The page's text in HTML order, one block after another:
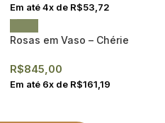
Em até4x de R$53,72
Rosas em Vaso – Chérie
R$845,00
Em até 6x de R$161,19